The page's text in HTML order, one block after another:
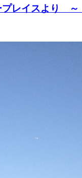
レイスより ～